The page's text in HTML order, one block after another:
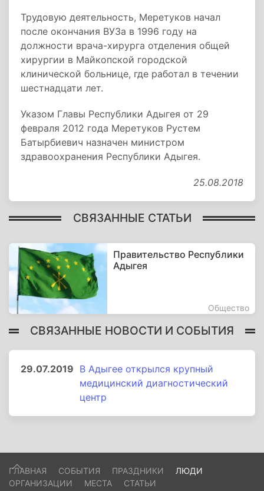
Трудовую деятельность, Меретуков начал
после окончания ВУЗа в 1996 году на
должности врача-хирурга отделения общей
хирургии в Майкопской городской
клинической больнице, где работал в течении
шестнадцати лет.
Указом Главы Республики Адыгея от 29
февраля 2012 года Меретуков Рустем
Батырбиевич назначен министром
здравоохранения Республики Адыгея.
25.08.2018
СВЯЗАННЫЕ СТАТЬИ
Правительство Республики
Адыгея
Общество
СВЯЗАННЫЕ НОВОСТИ И СОБЫТИЯ
29.07.2019 В Адыгее открылся крупный
медицинский диагностический
центр
ГЛАВНАЯ СОБЫТИЯ ПРАЗДНИКИ
ЛЮДИ
ОРГАНИЗАЦИИ
МЕСТА СТАТЬИ